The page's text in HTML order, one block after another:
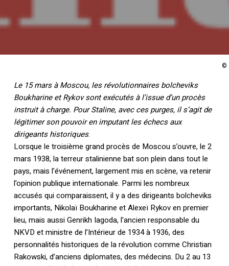
©
Le 15 mars à Moscou, les révolutionnaires bolcheviks
Boukharine et Rykov sont exécutés à l’issue d’un procès
instruit à charge. Pour Staline, avec ces purges, il s’agit de
légitimer son pouvoir en imputant les échecs aux
dirigeants historiques.
Lorsque le troisième grand procès de Moscou s’ouvre, le 2
mars 1938, la terreur stalinienne bat son plein dans tout le
pays, mais l’événement, largement mis en scène, va retenir
l’opinion publique internationale. Parmi les nombreux
accusés qui comparaissent, il y a des dirigeants bolcheviks
importants, Nikolaï Boukharine et Alexeï Rykov en premier
lieu, mais aussi Genrikh Iagoda, l’ancien responsable du
NKVD et ministre de l’Intérieur de 1934 à 1936, des
personnalités historiques de la révolution comme Christian
Rakowski, d’anciens diplomates, des médecins. Du 2 au 13